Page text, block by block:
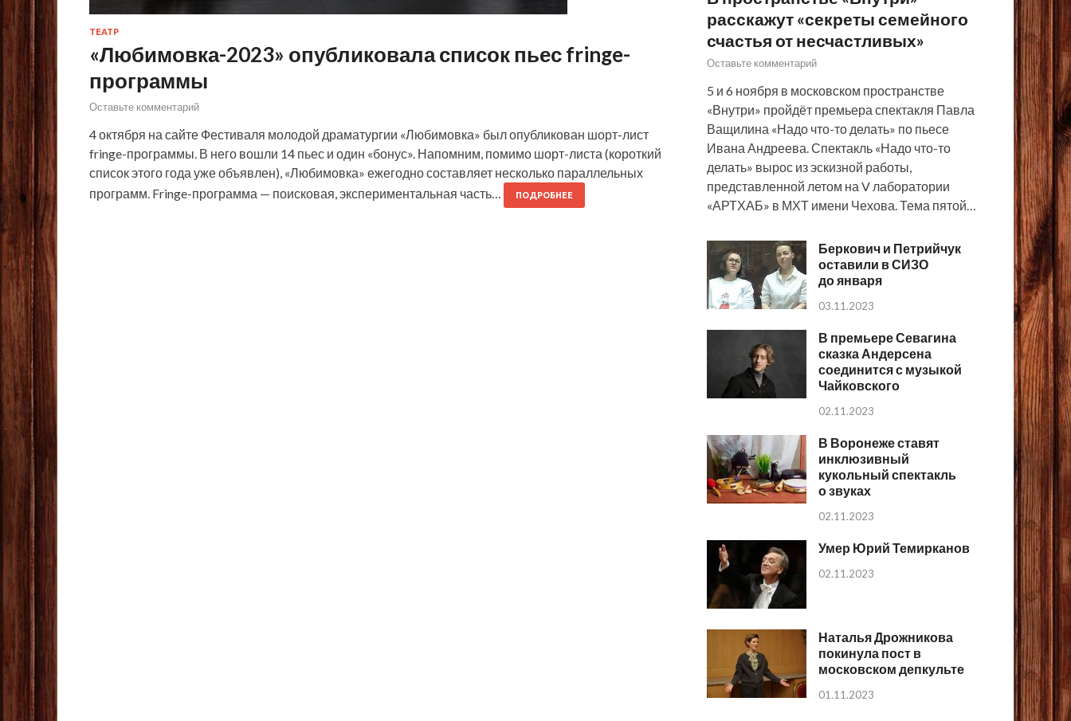
ТЕАТР
«Любимовка-2023» опубликовала список пьес fringe-
программы
Оставьте комментарий
4 октября на сайте Фестиваля молодой драматургии «Любимовка» был опубликован шорт-лист
fringe-программы. В него вошли 14 пьес и один «бонус». Напомним, помимо шорт-листа (короткий
список этого года уже объявлен), «Любимовка» ежегодно составляет несколько параллельных
программ. Fringe-программа — поисковая, экспериментальная часть…
ПОДРОБНЕЕ
расскажут «секреты семейного
счастья от несчастливых»
Оставьте комментарий
5 и 6 ноября в московском пространстве
«Внутри» пройдёт премьера спектакля Павла
Ващилина «Надо что-то делать» по пьесе
Ивана Андреева. Спектакль «Надо что-то
делать» вырос из эскизной работы,
представленной летом на V лаборатории
«АРТХАБ» в МХТ имени Чехова. Тема пятой…
Беркович и Петрийчук
оставили в СИЗО
до января
03.11.2023
В премьере Севагина
сказка Андерсена
соединится с музыкой
Чайковского
02.11.2023
В Воронеже ставят
инклюзивный
кукольный спектакль
о звуках
02.11.2023
Умер Юрий Темирканов
02.11.2023
Наталья Дрожникова
покинула пост в
московском депкульте
01.11.2023